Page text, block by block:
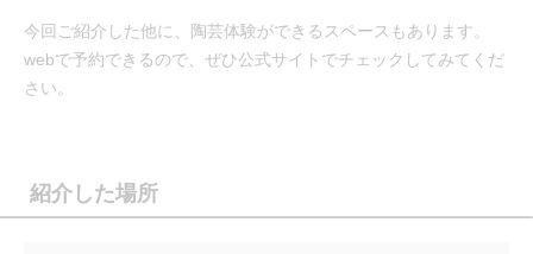
今回ご紹介した他に、陶芸体験ができるスペースもあります。
webで予約できるので、ぜひ公式サイトでチェックしてみてくだ
さい。
紹介した場所